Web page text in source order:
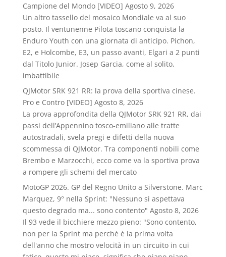
Campione del Mondo [VIDEO] Agosto 9, 2026
Un altro tassello del mosaico Mondiale va al suo
posto. Il ventunenne Pilota toscano conquista la
Enduro Youth con una giornata di anticipo. Pichon,
E2, e Holcombe, E3, un passo avanti, Elgari a 2 punti
dal Titolo Junior. Josep Garcia, come al solito,
imbattibile
QJMotor SRK 921 RR: la prova della sportiva cinese.
Pro e Contro [VIDEO] Agosto 8, 2026
La prova approfondita della QJMotor SRK 921 RR, dai
passi dell’Appennino tosco-emiliano alle tratte
autostradali, svela pregi e difetti della nuova
scommessa di QJMotor. Tra componenti nobili come
Brembo e Marzocchi, ecco come va la sportiva prova
a rompere gli schemi del mercato
MotoGP 2026. GP del Regno Unito a Silverstone. Marc
Marquez, 9° nella Sprint: "Nessuno si aspettava
questo degrado ma... sono contento" Agosto 8, 2026
Il 93 vede il bicchiere mezzo pieno: "Sono contento,
non per la Sprint ma perchè è la prima volta
dell'anno che mostro velocità in un circuito in cui